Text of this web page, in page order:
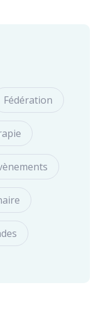
Fédération